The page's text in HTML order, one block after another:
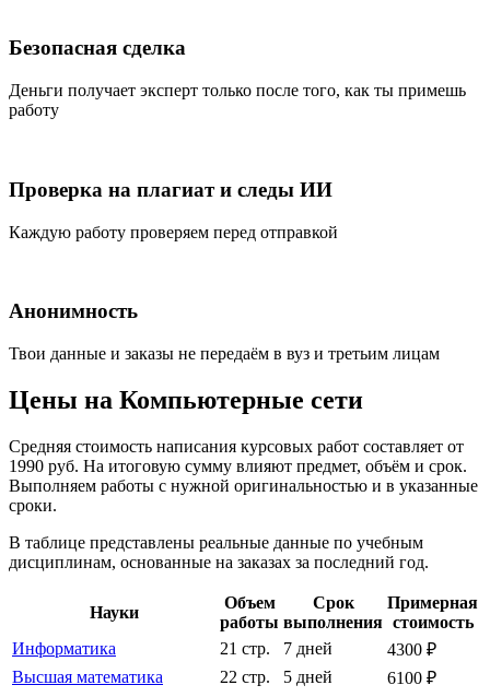
Безопасная сделка
Деньги получает эксперт только после того, как ты примешь
работу
Проверка на плагиат и следы ИИ
Каждую работу проверяем перед отправкой
Анонимность
Твои данные и заказы не передаём в вуз и третьим лицам
Цены на Компьютерные сети
Средняя стоимость написания курсовых работ составляет от
1990 руб. На итоговую сумму влияют предмет, объём и срок.
Выполняем работы с нужной оригинальностью и в указанные
сроки.
В таблице представлены реальные данные по учебным
дисциплинам, основанные на заказах за последний год.
Науки
Объем
работы
Срок
выполнения
Примерная
стоимость
Информатика
21 стр. 7 дней
4300 ₽
Высшая математика
22 стр. 5 дней
6100 ₽